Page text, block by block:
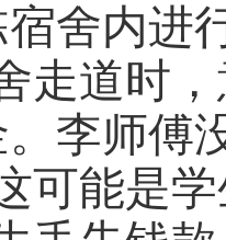
舍内进
走道时
。 李师傅
可能是